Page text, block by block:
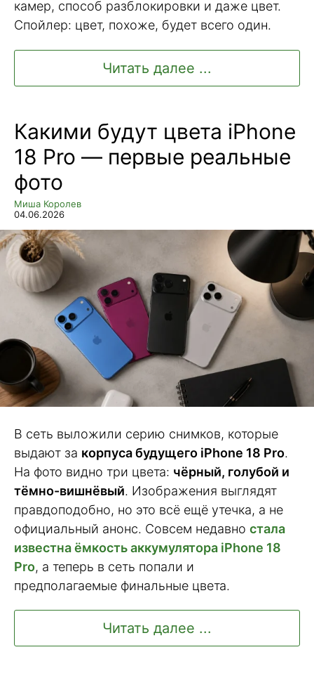
камер, способ разблокировки и даже цвет.
Спойлер: цвет, похоже, будет всего один.
Читать далее ...
Какими будут цвета iPhone
18 Pro — первые реальные
фото
Миша Королев
04.06.2026
В сеть выложили серию снимков, которые
выдают за корпуса будущего iPhone 18 Pro.
На фото видно три цвета: чёрный, голубой и
тёмно-вишнёвый. Изображения выглядят
правдоподобно, но это всё ещё утечка, а не
официальный анонс. Совсем недавно стала
известна ёмкость аккумулятора iPhone 18
Pro, а теперь в сеть попали и
предполагаемые финальные цвета.
Читать далее ...